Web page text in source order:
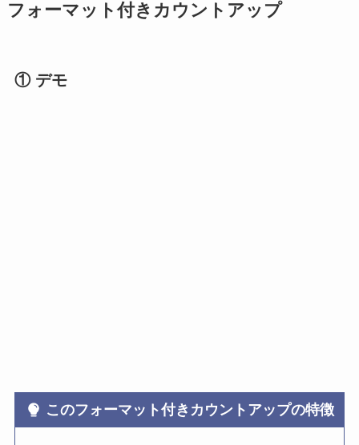
フォーマット付きカウントアップ
① デモ
このフォーマット付きカウントアップの特徴